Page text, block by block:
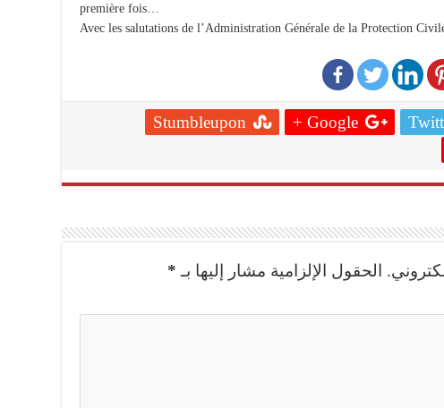
première fois…
Avec les salutations de l’Administration Générale de la Protection
Google +
Stumbleupon
الحقول الإلزامية مشار إليها بـ *